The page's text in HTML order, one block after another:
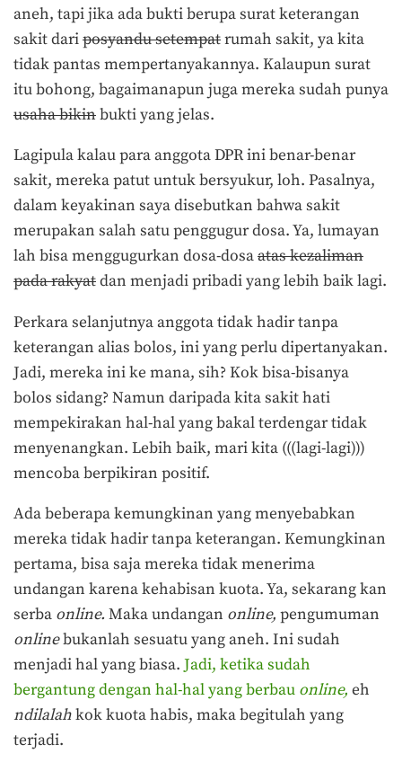
aneh, tapi jika ada bukti berupa surat keterangan
sakit dariposyandu setempatrumah sakit, ya kita
tidak pantas mempertanyakannya. Kalaupun surat
itu bohong, bagaimanapun juga mereka sudah punya
usaha bikinbukti yang jelas.
Lagipula kalau para anggota DPR ini benar-benar
sakit, mereka patut untuk bersyukur, loh. Pasalnya,
dalam keyakinan saya disebutkan bahwa sakit
merupakan salah satu penggugur dosa. Ya, lumayan
lah bisa menggugurkan dosa-dosaatas kezaliman
pada rakyatdan menjadi pribadi yang lebih baik lagi.
Perkara selanjutnya anggota tidak hadir tanpa
keterangan alias bolos, ini yang perlu dipertanyakan.
Jadi, mereka ini ke mana, sih? Kok bisa-bisanya
bolos sidang? Namun daripada kita sakit hati
mempekirakan hal-hal yang bakal terdengar tidak
menyenangkan. Lebih baik, mari kita (((lagi-lagi)))
mencoba berpikiran positif.
Ada beberapa kemungkinan yang menyebabkan
mereka tidak hadir tanpa keterangan. Kemungkinan
pertama, bisa saja mereka tidak menerima
undangan karena kehabisan kuota. Ya, sekarang kan
serba online.Maka undangan online, pengumuman
onlinebukanlah sesuatu yang aneh. Ini sudah
menjadi hal yang biasa.Jadi, ketika sudah
bergantung dengan hal-hal yang berbau online, eh
ndilalahkok kuota habis, maka begitulah yang
terjadi.